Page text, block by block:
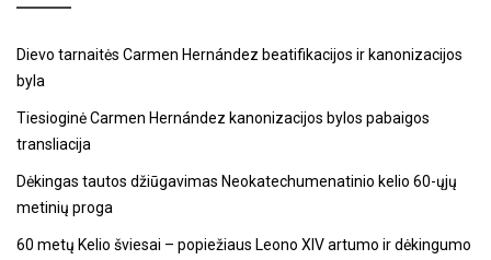
Dievo tarnaitės Carmen Hernández beatifikacijos ir kanonizacijos
byla
Tiesioginė Carmen Hernández kanonizacijos bylos pabaigos
transliacija
Dėkingas tautos džiūgavimas Neokatechumenatinio kelio 60-ųjų
metinių proga
60 metų Kelio šviesai – popiežiaus Leono XIV artumo ir dėkingumo